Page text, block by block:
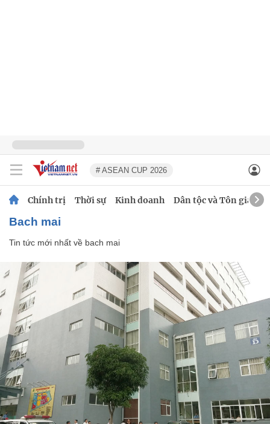
# ASEAN CUP 2026
Chính trị Thời sự Kinh doanh Dân tộc và Tôn giáo
bach mai
Tin tức mới nhất về bach mai